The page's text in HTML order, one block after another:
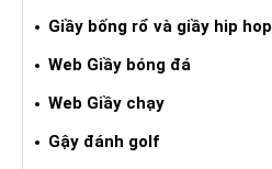
Giầy bống rổ và giầy hip hop
Web Giầy bóng đá
Web Giầy chạy
Gậy đánh golf